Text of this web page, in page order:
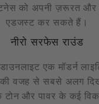
को अपनी ज़रूरत और
एडजस्ट कर सकते हैं।
नीरो सरफेस राउंड
एक मॉडर्न
वजह से सबसे अलग
और पावर के कई